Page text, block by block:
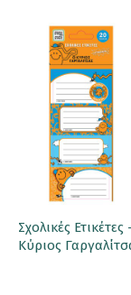
Σχολικές Ετικέτες
Κύριος